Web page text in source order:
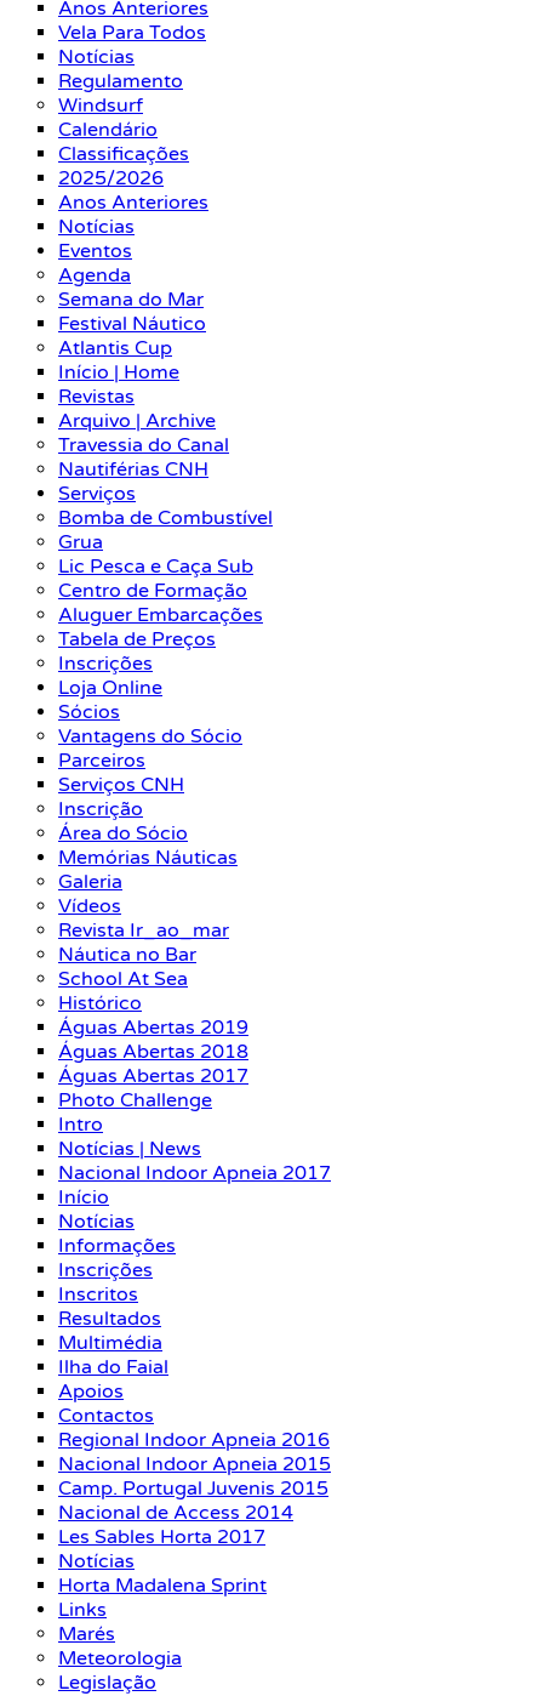
Anos Anteriores
Vela Para Todos
Notícias
Regulamento
Windsurf
Calendário
Classificações
2025/2026
Anos Anteriores
Notícias
Eventos
Agenda
Semana do Mar
Festival Náutico
Atlantis Cup
Início | Home
Revistas
Arquivo | Archive
Travessia do Canal
Nautiférias CNH
Serviços
Bomba de Combustível
Grua
Lic Pesca e Caça Sub
Centro de Formação
Aluguer Embarcações
Tabela de Preços
Inscrições
Loja Online
Sócios
Vantagens do Sócio
Parceiros
Serviços CNH
Inscrição
Área do Sócio
Memórias Náuticas
Galeria
Vídeos
Revista Ir_ao_mar
Náutica no Bar
School At Sea
Histórico
Águas Abertas 2019
Águas Abertas 2018
Águas Abertas 2017
Photo Challenge
Intro
Notícias | News
Nacional Indoor Apneia 2017
Início
Notícias
Informações
Inscrições
Inscritos
Resultados
Multimédia
Ilha do Faial
Apoios
Contactos
Regional Indoor Apneia 2016
Nacional Indoor Apneia 2015
Camp. Portugal Juvenis 2015
Nacional de Access 2014
Les Sables Horta 2017
Notícias
Horta Madalena Sprint
Links
Marés
Meteorologia
Legislação